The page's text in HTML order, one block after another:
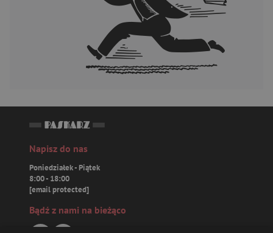
Napisz do nas
Poniedziałek - Piątek
8:00 - 18:00
[email protected]
Bądź z nami na bieżąco